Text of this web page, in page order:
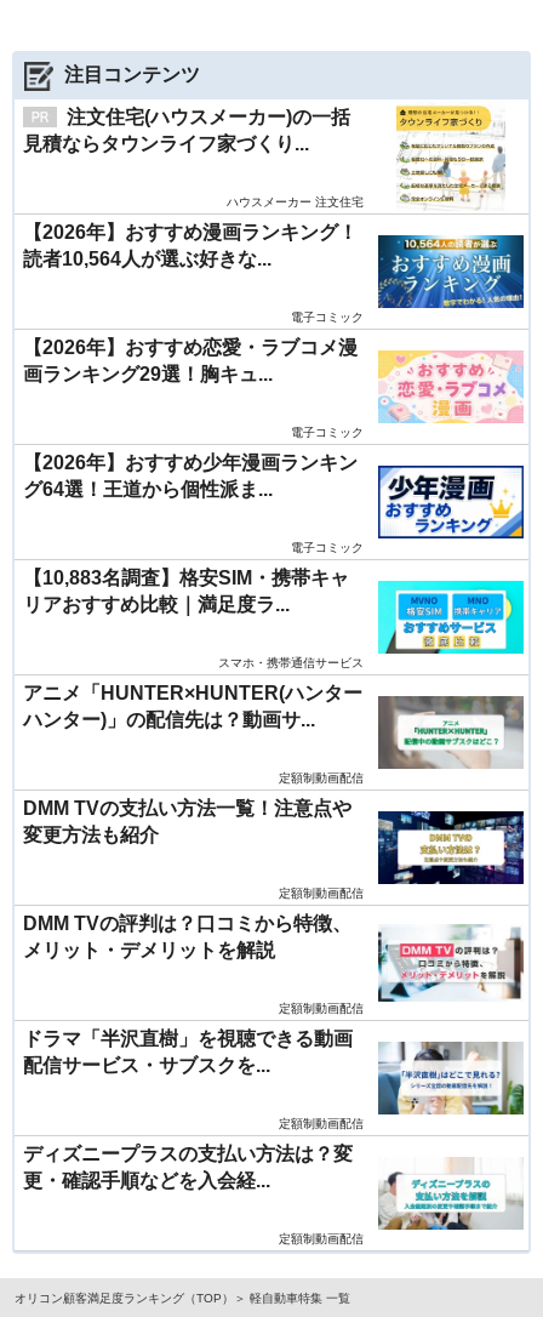
注目コンテンツ
注文住宅(ハウスメーカー)の一括
見積ならタウンライフ家づくり...
ハウスメーカー 注文住宅
【2026年】おすすめ漫画ランキング！
読者10,564人が選ぶ好きな...
電子コミック
【2026年】おすすめ恋愛・ラブコメ漫
画ランキング29選！胸キュ...
電子コミック
【2026年】おすすめ少年漫画ランキン
グ64選！王道から個性派ま...
電子コミック
【10,883名調査】格安SIM・携帯キャ
リアおすすめ比較｜満足度ラ...
スマホ・携帯通信サービス
アニメ「HUNTER×HUNTER(ハンター
ハンター)」の配信先は？動画サ...
定額制動画配信
DMM TVの支払い方法一覧！注意点や
変更方法も紹介
定額制動画配信
DMM TVの評判は？口コミから特徴、
メリット・デメリットを解説
定額制動画配信
ドラマ「半沢直樹」を視聴できる動画
配信サービス・サブスクを...
定額制動画配信
ディズニープラスの支払い方法は？変
更・確認手順などを入会経...
定額制動画配信
オリコン顧客満足度ランキング（TOP） 軽自動車特集 一覧